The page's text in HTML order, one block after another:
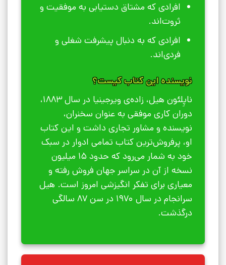
افرادی که مشتاق دستیابی به موفقیت و
ثروت‌اند.
افرادی که به دنبال پیشرفت شغلی و
فردی‌اند.
نویسنده این کتاب کیست؟
ناپِلئون هیل، زاده‌ی ویرجینیا در سال 1883،
دوران کاری موفقی به عنوان سخنران،
نویسنده و مشاور تجاری داشت و این کتاب
او، پرفروش‌ترین کتاب تمامی ادوار در سبک
خود به شمار می‌رود که حدود 15 میلیون
نسخه از آن در سراسر جهان فروش رفته و
معیاری برای تفکر انگیزشی امروز است. هیل
سرانجام در سال 1970 در سن 87 سالگی
درگذشت.